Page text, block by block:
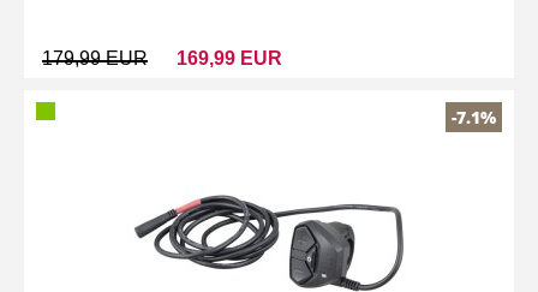
179,99 EUR 169,99 EUR
-7.1%